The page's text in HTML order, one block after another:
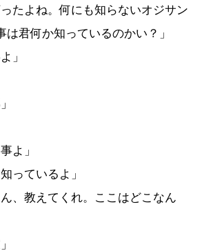
ったよね。何にも知らないオジサン
は君何か知っているのかい？」
」
よ」
っているよ」
ん、教えてくれ。ここはどこなん